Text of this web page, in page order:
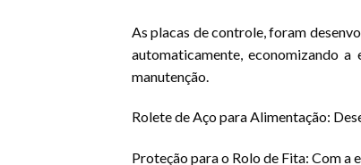
As placas de controle, foram
automaticamente, economizando
manutenção.
Rolete de Aço para Alimentação:
Proteção para o Rolo de Fita: Com